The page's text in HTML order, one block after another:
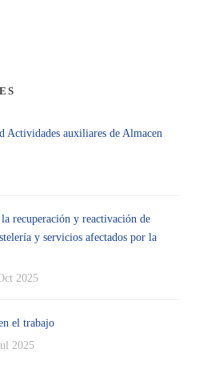
Actividades auxiliares de Almacen
recuperación y reactivación de
y servicios afectados por la
2025
el trabajo
2025